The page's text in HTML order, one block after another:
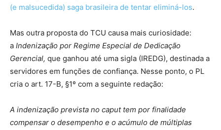
(e malsucedida) saga brasileira de tentar eliminá-los.
Mas outra proposta do TCU causa mais curiosidade:
a Indenização por Regime Especial de Dedicação
Gerencial, que ganhou até uma sigla (IREDG), destinada a
servidores em funções de confiança. Nesse ponto, o PL
cria o art. 17-B, §1º com a seguinte redação:
A indenização prevista no caput tem por finalidade
compensar o desempenho e o acúmulo de múltiplas